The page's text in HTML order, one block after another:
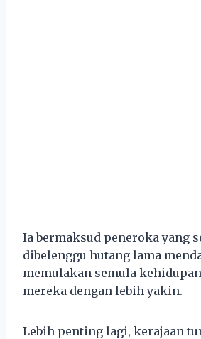
Ia bermaksud peneroka yang
dibelenggu hutang lama
memulakan semula
mereka dengan lebih yakin.
Lebih penting lagi, kerajaan